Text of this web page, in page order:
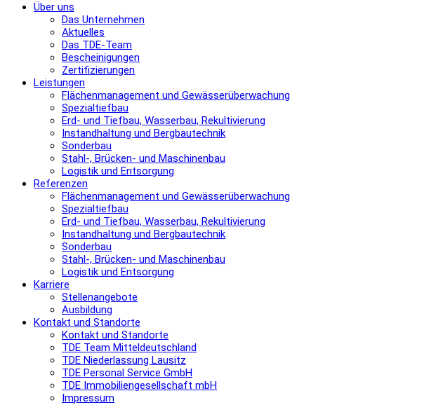
Über uns
Das Unternehmen
Aktuelles
Das TDE-Team
Bescheinigungen
Zertifizierungen
Leistungen
Flächenmanagement und Gewässerüberwachung
Spezialtiefbau
Erd- und Tiefbau, Wasserbau, Rekultivierung
Instandhaltung und Bergbautechnik
Sonderbau
Stahl-, Brücken- und Maschinenbau
Logistik und Entsorgung
Referenzen
Flächenmanagement und Gewässerüberwachung
Spezialtiefbau
Erd- und Tiefbau, Wasserbau, Rekultivierung
Instandhaltung und Bergbautechnik
Sonderbau
Stahl-, Brücken- und Maschinenbau
Logistik und Entsorgung
Karriere
Stellenangebote
Ausbildung
Kontakt und Standorte
Kontakt und Standorte
TDE Team Mitteldeutschland
TDE Niederlassung Lausitz
TDE Personal Service GmbH
TDE Immobiliengesellschaft mbH
Impressum